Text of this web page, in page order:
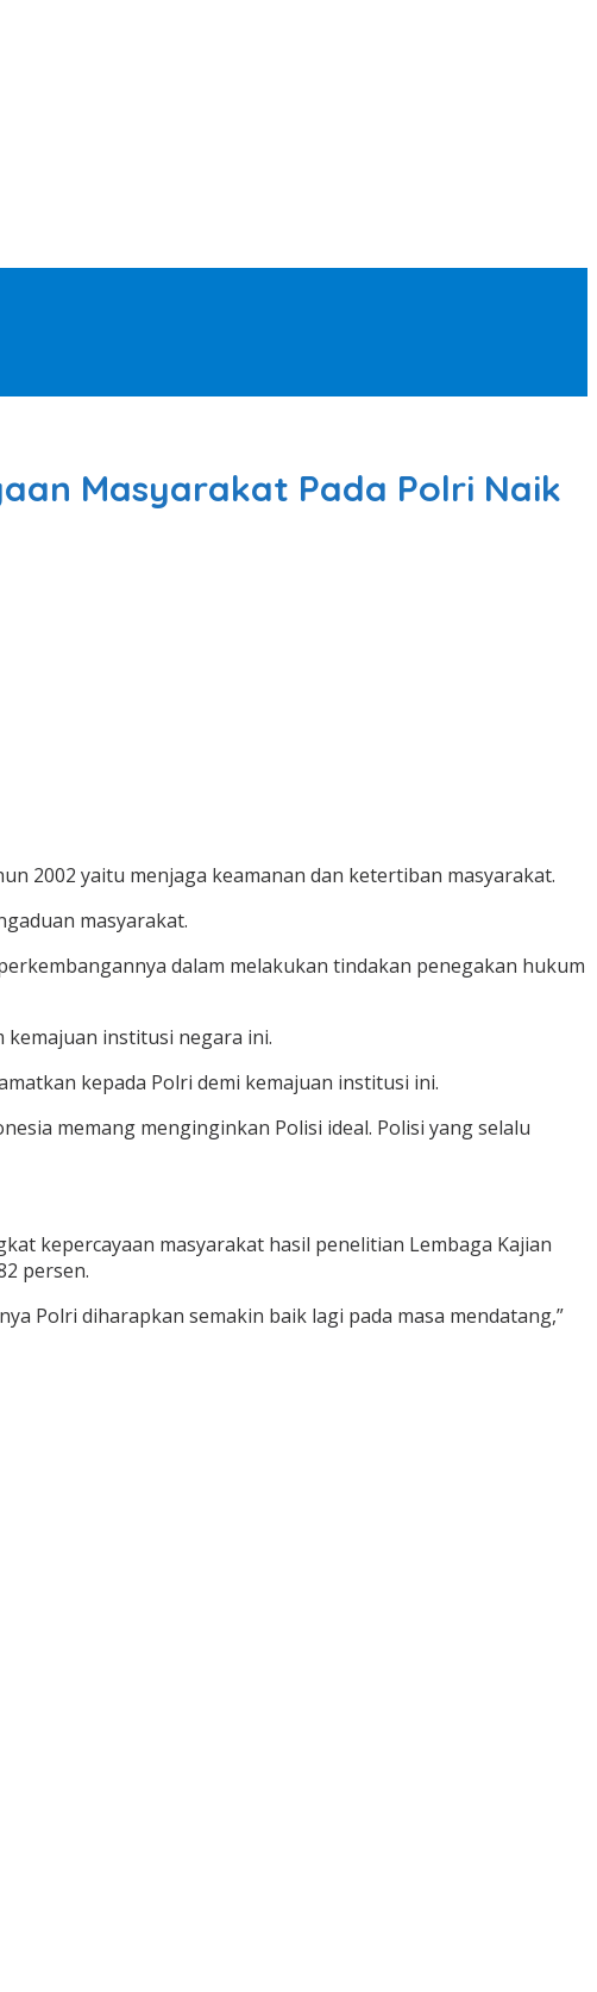
Masyarakat Pada Polri Naik
2002 yaitu menjaga keamanan dan ketertiban masyarakat.
masyarakat.
dalam melakukan tindakan penegakan hukum
kemajuan institusi negara ini.
kepada Polri demi kemajuan institusi ini.
memang menginginkan Polisi ideal. Polisi yang selalu
kepercayaan masyarakat hasil penelitian Lembaga Kajian
persen.
Polri diharapkan semakin baik lagi pada masa mendatang,”